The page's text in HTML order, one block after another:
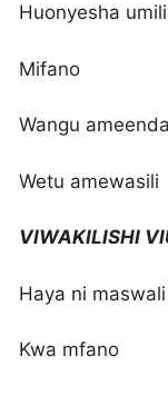
Huonyesha
Mifano
Wangu ameenda
Wetu amewasili
VIWAKILISHI
Haya ni
Kwa mfano